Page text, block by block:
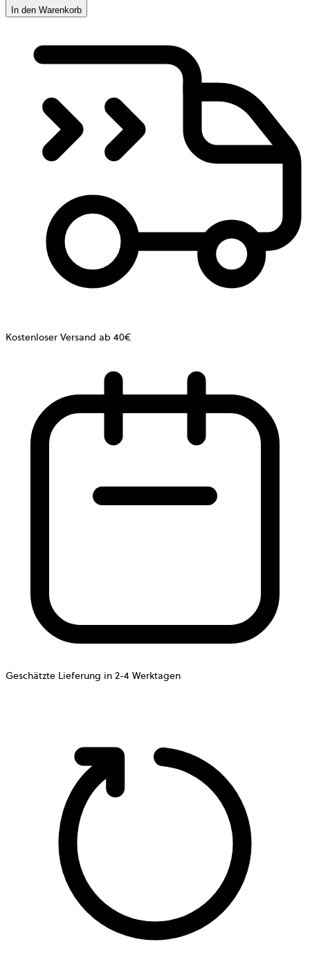
In den Warenkorb
Kostenloser Versand ab 40€
Geschätzte Lieferung in 2-4 Werktagen